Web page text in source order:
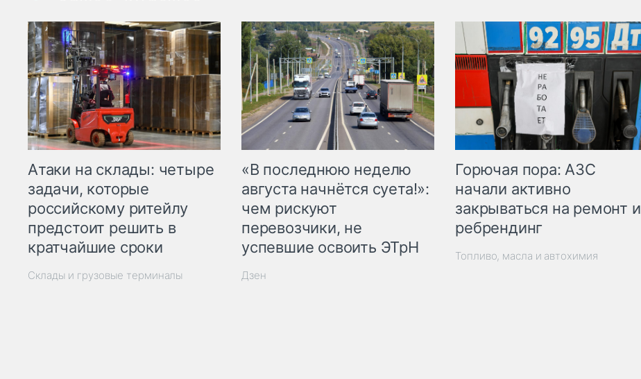
Атаки на склады: четыре
задачи, которые
российскому ритейлу
предстоит решить в
кратчайшие сроки
Склады и грузовые терминалы
«В последнюю неделю
августа начнётся суета!»:
чем рискуют
перевозчики, не
успевшие освоить ЭТрН
Дзен
Горючая пора: АЗС
начали активно
закрываться на ремонт и
ребрендинг
Топливо, масла и автохимия